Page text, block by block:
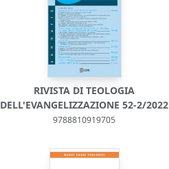
RIVISTA DI TEOLOGIA
DELL'EVANGELIZZAZIONE 52-2/2022
9788810919705